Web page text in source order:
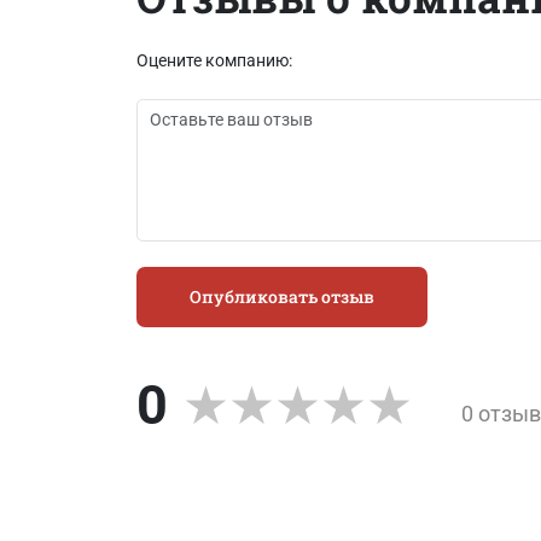
Оцените компанию:
Опубликовать отзыв
0 0